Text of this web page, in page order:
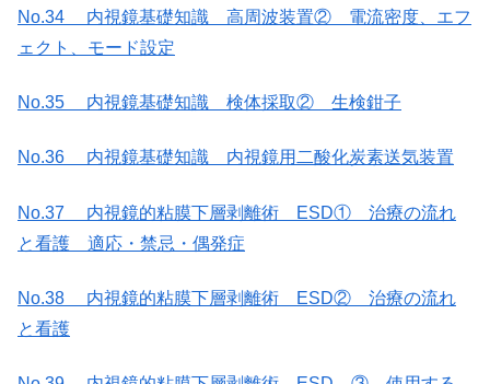
No.34 内視鏡基礎知識 高周波装置② 電流密度、エフ
ェクト、モード設定
No.35 内視鏡基礎知識 検体採取② 生検鉗子
No.36 内視鏡基礎知識 内視鏡用二酸化炭素送気装置
No.37 内視鏡的粘膜下層剥離術 ESD① 治療の流れ
と看護 適応・禁忌・偶発症
No.38 内視鏡的粘膜下層剥離術 ESD② 治療の流れ
と看護